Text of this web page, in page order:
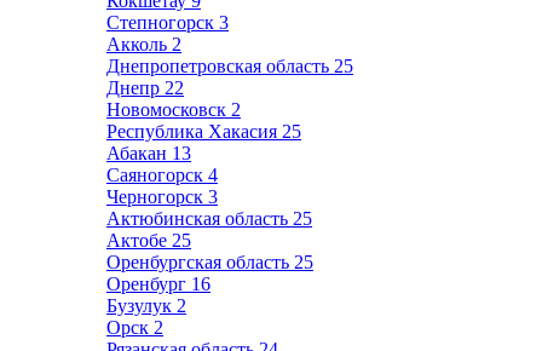
Степногорск 3
Акколь 2
Днепропетровская область 25
Днепр 22
Новомосковск 2
Республика Хакасия 25
Абакан 13
Саяногорск 4
Черногорск 3
Актюбинская область 25
Актобе 25
Оренбургская область 25
Оренбург 16
Бузулук 2
Орск 2